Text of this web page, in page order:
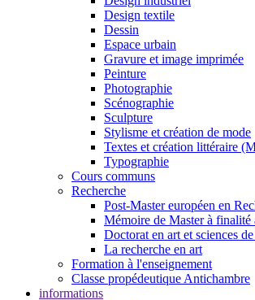
Design textile
Dessin
Espace urbain
Gravure et image imprimée
Peinture
Photographie
Scénographie
Sculpture
Stylisme et création de mode
Textes et création littéraire
Typographie
Cours communs
Recherche
Post-Master européen en
Mémoire de Master à finalité
Doctorat en art et sciences
La recherche en art
Formation à l'enseignement
Classe propédeutique Antichambre
informations